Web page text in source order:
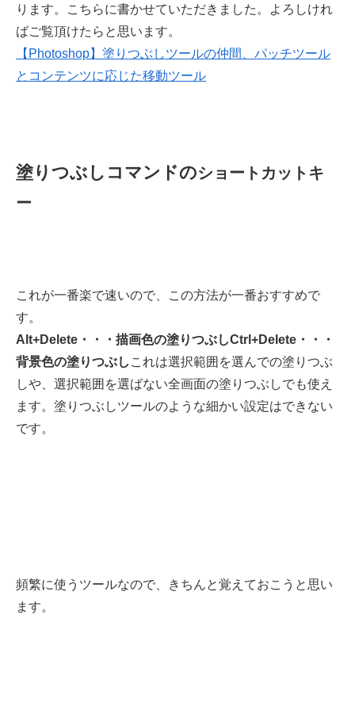
ります。こちらに書かせていただきました。よろしけれ
ばご覧頂けたらと思います。
【Photoshop】塗りつぶしツールの仲間、パッチツール
とコンテンツに応じた移動ツール
塗りつぶしコマンドのショートカットキ
ー
これが一番楽で速いので、この方法が一番おすすめで
す。
Alt+Delete・・・描画色の塗りつぶしCtrl+Delete・・・
背景色の塗りつぶし これは選択範囲を選んでの塗りつぶ
しや、選択範囲を選ばない全画面の塗りつぶしでも使え
ます。塗りつぶしツールのような細かい設定はできない
です。
頻繁に使うツールなので、きちんと覚えておこうと思い
ます。